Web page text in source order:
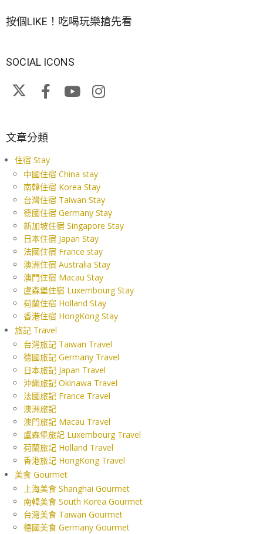
按個LIKE！吃喝玩樂搶先看
SOCIAL ICONS
文章分類
住宿 Stay
中國住宿 China stay
南韓住宿 Korea Stay
台灣住宿 Taiwan Stay
德國住宿 Germany Stay
新加坡住宿 Singapore Stay
日本住宿 Japan Stay
法國住宿 France stay
澳洲住宿 Australia Stay
澳門住宿 Macau Stay
盧森堡住宿 Luxembourg Stay
荷蘭住宿 Holland Stay
香港住宿 HongKong Stay
旅記 Travel
台灣旅記 Taiwan Travel
德國旅記 Germany Travel
日本旅記 Japan Travel
沖繩旅記 Okinawa Travel
法國旅記 France Travel
澳洲旅記
澳門旅記 Macau Travel
盧森堡旅記 Luxembourg Travel
荷蘭旅記 Holland Travel
香港旅記 HongKong Travel
美食 Gourmet
上海美食 Shanghai Gourmet
南韓美食 South Korea Gourmet
台灣美食 Taiwan Gourmet
德國美食 Germany Gourmet